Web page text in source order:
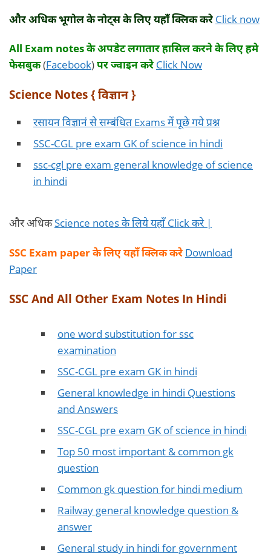
और अधिक भूगोल के नोट्स के लिए यहाँ क्लिक करे Click now
All Exam notes के अपडेट लगातार हासिल करने के लिए हमे
फेसबुक(Facebook)पर ज्वाइन करे Click Now
Science Notes { विज्ञान }
रसायन विज्ञानं से सम्बंधित Exams में पूछे गये प्रश्न
SSC-CGL pre exam GK of science in hindi
ssc-cgl pre exam general knowledge of science
in hindi
और अधिकScience notes के लिये यहाँ Click करे |
SSC Exam paper के लिए यहाँ क्लिक करे Download
Paper
SSC And All Other Exam Notes In Hindi
one word substitution for ssc
examination
SSC-CGL pre exam GK in hindi
General knowledge in hindi Questions
and Answers
SSC-CGL pre exam GK of science in hindi
Top 50 most important & common gk
question
Common gk question for hindi medium
Railway general knowledge question &
answer
General study in hindi for government